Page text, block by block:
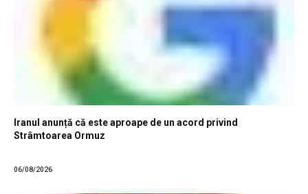
Iranul anunță că este aproape de un acord privind
Strâmtoarea Ormuz
06/08/2026